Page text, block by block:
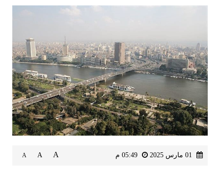
A
A
A